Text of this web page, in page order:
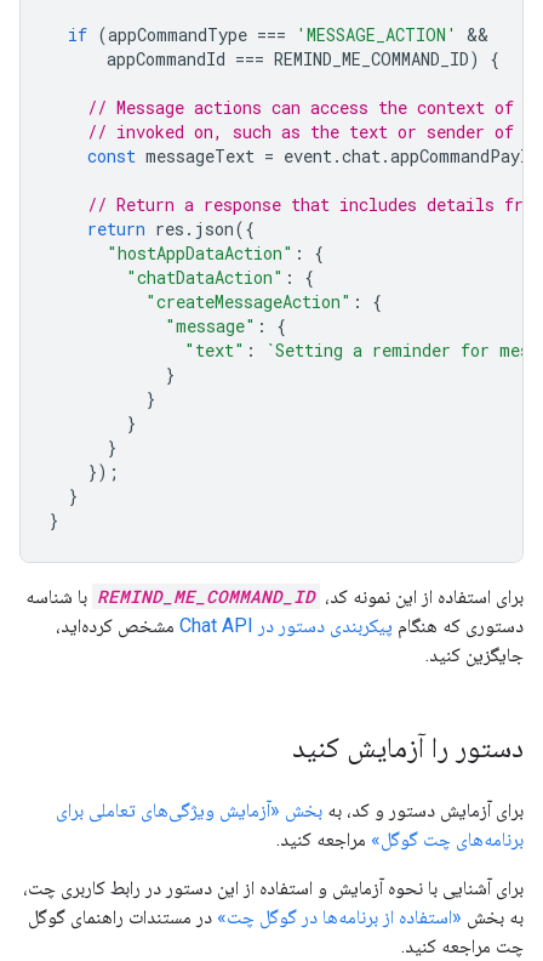
if (appCommandType === 'MESSAGE_ACTION'
appCommandId === REMIND_ME_COMMAND_ID) {
// Message actions can access the context of
// invoked on, such as the text or sender of
const messageText = event.chat.
// Return a response that includes details
return res . json({
"hostAppDataAction" :
{
"chatDataAction" :
{
"createMessageAction" :
{
"message" :
{
"text" :
`Setting a reminder for
}
}
}
}
});
}
}
برای استفاده از این نمونه کد، REMIND_ME_COMMAND_ID با شناسه
دستوری که هنگام پیکربندی دستور در Chat API
مشخص کرده‌اید،
جایگزین کنید.
دستور را آزمایش کنید
برای آزمایش دستور و کد، به بخش «آزمایش ویژگی‌های تعاملی برای
برنامه‌های چت گوگل» مراجعه کنید.
برای آشنایی با نحوه آزمایش و استفاده از این دستور در رابط کاربری چت،
به بخش «استفاده از برنامه‌ها در گوگل چت» در مستندات راهنمای گوگل
چت مراجعه کنید.